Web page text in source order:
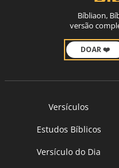
Bíbliaon,
versão
DOAR ❤️
Versículos
Estudos Bíblicos
Versículo do Dia